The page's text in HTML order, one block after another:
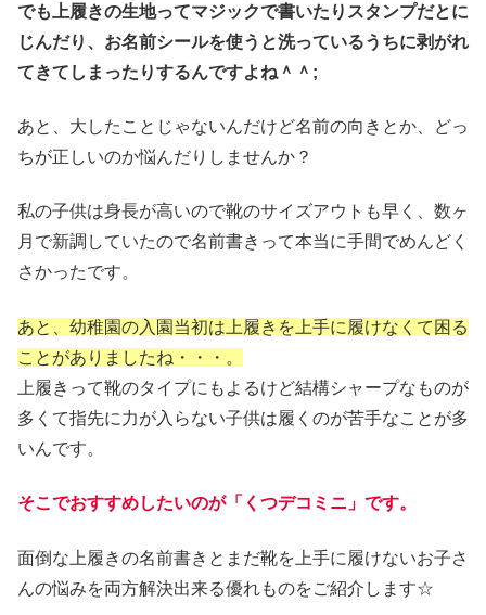
でも上履きの生地ってマジックで書いたりスタンプだとに
じんだり、お名前シールを使うと洗っているうちに剥がれ
てきてしまったりするんですよね＾＾;
あと、大したことじゃないんだけど名前の向きとか、どっ
ちが正しいのか悩んだりしませんか？
私の子供は身長が高いので靴のサイズアウトも早く、数ヶ
月で新調していたので名前書きって本当に手間でめんどく
さかったです。
あと、幼稚園の入園当初は上履きを上手に履けなくて困る
ことがありましたね・・・。
上履きって靴のタイプにもよるけど結構シャープなものが
多くて指先に力が入らない子供は履くのが苦手なことが多
いんです。
そこでおすすめしたいのが「くつデコミニ」です。
面倒な上履きの名前書きとまだ靴を上手に履けないお子さ
んの悩みを両方解決出来る優れものをご紹介します☆